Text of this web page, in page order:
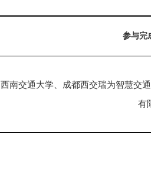
参与完
西南交通大学、成都西交瑞为智慧交
有